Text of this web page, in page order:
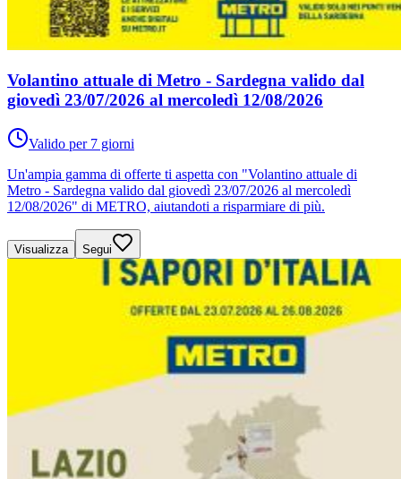
Volantino attuale di Metro - Sardegna valido dal
giovedì 23/07/2026 al mercoledì 12/08/2026
Valido per 7 giorni
Un'ampia gamma di offerte ti aspetta con "Volantino attuale di
Metro - Sardegna valido dal giovedì 23/07/2026 al mercoledì
12/08/2026" di METRO, aiutandoti a risparmiare di più.
Visualizza Segui